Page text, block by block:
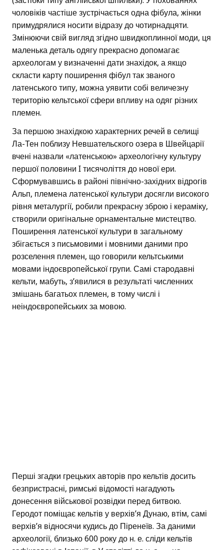
чоловіків частіше зустрічається одна фібула, жінки
примудрялися носити відразу до чотирнадцяти.
Змінюючи свій вигляд згідно швидкоплинної моди, ця
маленька деталь одягу прекрасно допомагає
археологам у визначенні дати знахідок, а якщо
скласти карту поширення фібул так званого
латенського типу, можна уявити собі величезну
територію кельтської сфери впливу на одяг різних
племен.
За першою знахідкою характерних речей в селищі
Ла-Тен поблизу Невшательского озера в Швейцарії
вчені назвали «латенською» археологічну культуру
першої половини I тисячоліття до нової ери.
Сформувавшись в районі північно-західних відрогів
Альп, племена латенської культури досягли високого
рівня металургії, робили прекрасну зброю і кераміку,
створили оригінальне орнаментальне мистецтво.
Поширення латенської культури в загальному
збігається з письмовими і мовними даними про
розселення племен, що говорили кельтськими
мовами індоєвропейської групи. Самі стародавні
кельти, мабуть, з’явилися в результаті численних
змішань багатьох племен, в тому числі і
неіндоєвропейських за мовою.
Перші згадки грецьких авторів про кельтів досить
безпристрасні, римські відомості нагадують
донесення військової розвідки перед битвою.
Геродот поміщає кельтів у верхів’я Дунаю, втім, самі
верхів’я відносячи кудись до Піренеїв. За даними
археології, близько 600 року до н. е. сліди кельтів